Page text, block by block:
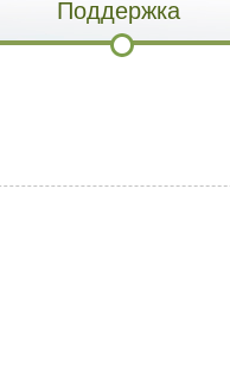
Поддержка